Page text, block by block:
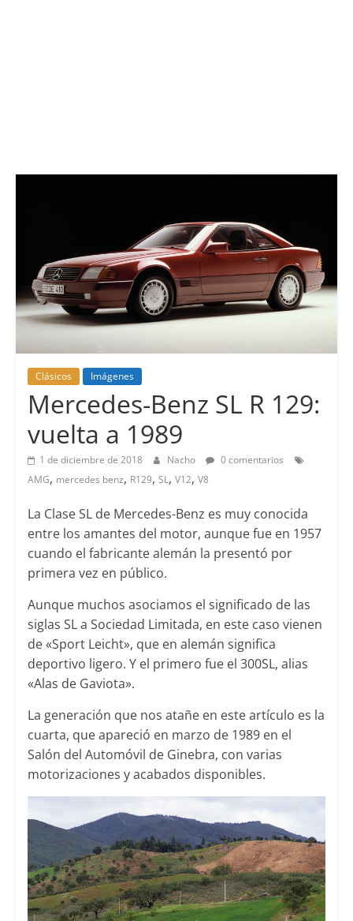
Clásicos Imágenes
Mercedes-Benz SL R 129:
vuelta a 1989
1 de diciembre de 2018 Nacho
0 comentarios
AMG, mercedes benz, R129, SL, V12, V8
La Clase SL de Mercedes-Benz es muy conocida
entre los amantes del motor, aunque fue en 1957
cuando el fabricante alemán la presentó por
primera vez en público.
Aunque muchos asociamos el significado de las
siglas SL a Sociedad Limitada, en este caso vienen
de «Sport Leicht», que en alemán significa
deportivo ligero. Y el primero fue el 300SL, alias
«Alas de Gaviota».
La generación que nos atañe en este artículo es la
cuarta, que apareció en marzo de 1989 en el
Salón del Automóvil de Ginebra, con varias
motorizaciones y acabados disponibles.